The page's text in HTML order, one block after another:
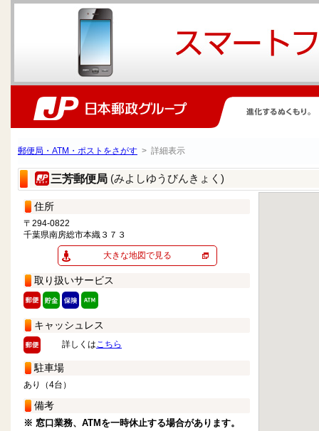
郵便局・ATM・ポストをさがす > 詳細表示
三芳郵便局 (みよしゆうびんきょく)
住所
〒294-0822
千葉県南房総市本織３７３
大きな地図で見る
取り扱いサービス
キャッシュレス
詳しくはこちら
駐車場
あり（4台）
備考
※ 窓口業務、ATMを一時休止する場合があります。